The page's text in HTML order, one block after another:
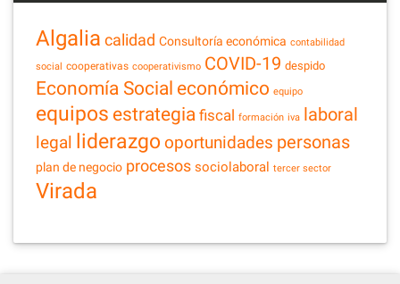
Algalia calidad Consultoría económica contabilidad
social cooperativas cooperativismo COVID-19 despido
Economía Social económico equipo
equipos estrategia fiscal formación iva laboral
legal liderazgo oportunidades personas
plan de negocio procesos sociolaboral tercer sector
Virada